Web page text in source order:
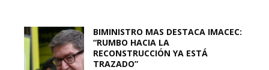
BIMINISTRO MAS DESTACA IMACEC:
“RUMBO HACIA LA
RECONSTRUCCIÓN YA ESTÁ
TRAZADO”